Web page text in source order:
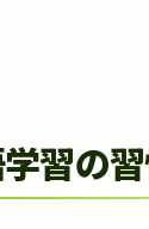
習の